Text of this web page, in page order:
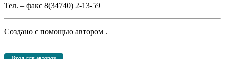
Тел. – факс 8(34740) 2-13-59
Создано с помощью автором .